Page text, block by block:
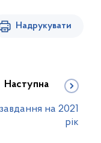
Надрукувати
Наступна
на 2021
рік